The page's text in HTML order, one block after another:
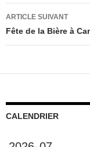
articles
ARTICLE SUIVANT
Fête de la Bière à
CALENDRIER